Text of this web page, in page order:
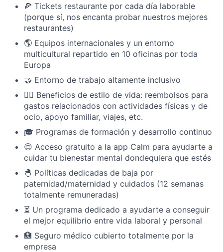
🍕 Tickets restaurante por cada día laborable
(porque sí, nos encanta probar nuestros mejores
restaurantes)
🌎 Equipos internacionales y un entorno
multicultural repartido en 10 oficinas por toda
Europa
🤝 Entorno de trabajo altamente inclusivo
🤸‍♀️ Beneficios de estilo de vida: reembolsos para
gastos relacionados con actividades físicas y de
ocio, apoyo familiar, viajes, etc.
🎓 Programas de formación y desarrollo continuo
😌 Acceso gratuito a la app Calm para ayudarte a
cuidar tu bienestar mental dondequiera que estés
🐣 Políticas dedicadas de baja por
paternidad/maternidad y cuidados (12 semanas
totalmente remuneradas)
⏳ Un programa dedicado a ayudarte a conseguir
el mejor equilibrio entre vida laboral y personal
🏥 Seguro médico cubierto totalmente por la
empresa